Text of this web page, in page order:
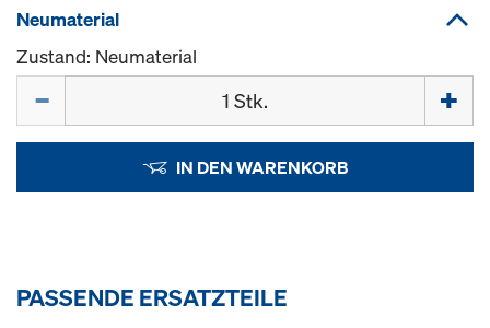
Neumaterial
Zustand: Neumaterial
IN DEN WARENKORB
PASSENDE ERSATZTEILE